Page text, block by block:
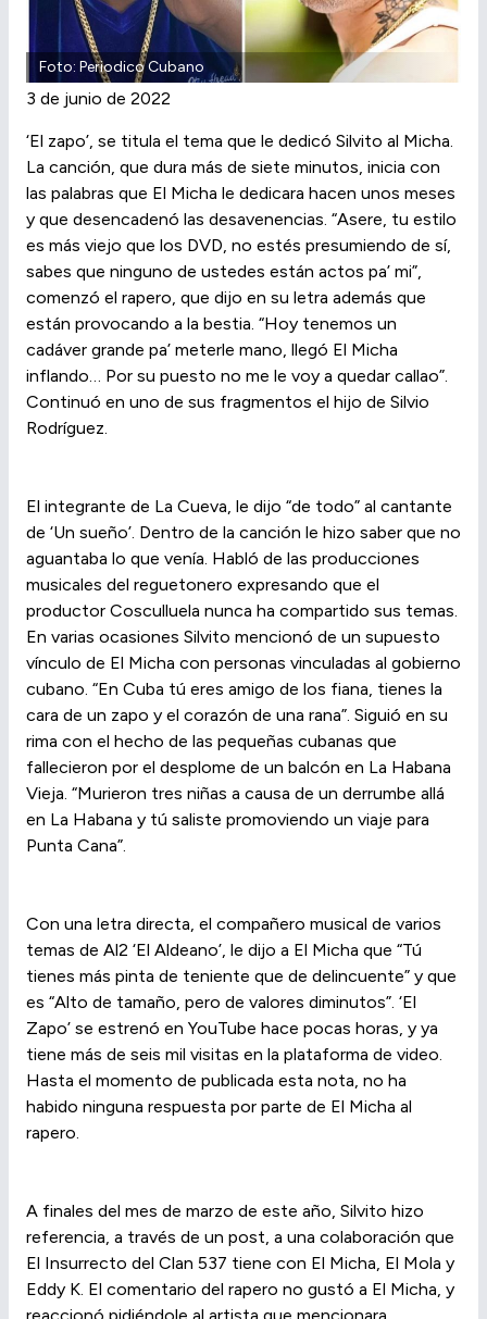
Foto: Periodico Cubano
3 de junio de 2022
‘El zapo’, se titula el tema que le dedicó Silvito al Micha.
La canción, que dura más de siete minutos, inicia con
las palabras que El Micha le dedicara hacen unos meses
y que desencadenó las desavenencias. “Asere, tu estilo
es más viejo que los DVD, no estés presumiendo de sí,
sabes que ninguno de ustedes están actos pa’ mi”,
comenzó el rapero, que dijo en su letra además que
están provocando a la bestia. “Hoy tenemos un
cadáver grande pa’ meterle mano, llegó El Micha
inflando… Por su puesto no me le voy a quedar callao”.
Continuó en uno de sus fragmentos el hijo de Silvio
Rodríguez.
El integrante de La Cueva, le dijo “de todo” al cantante
de ‘Un sueño’. Dentro de la canción le hizo saber que no
aguantaba lo que venía. Habló de las producciones
musicales del reguetonero expresando que el
productor Cosculluela nunca ha compartido sus temas.
En varias ocasiones Silvito mencionó de un supuesto
vínculo de El Micha con personas vinculadas al gobierno
cubano. “En Cuba tú eres amigo de los fiana, tienes la
cara de un zapo y el corazón de una rana”. Siguió en su
rima con el hecho de las pequeñas cubanas que
fallecieron por el desplome de un balcón en La Habana
Vieja. “Murieron tres niñas a causa de un derrumbe allá
en La Habana y tú saliste promoviendo un viaje para
Punta Cana”.
Con una letra directa, el compañero musical de varios
temas de Al2 ‘El Aldeano’, le dijo a El Micha que “Tú
tienes más pinta de teniente que de delincuente” y que
es “Alto de tamaño, pero de valores diminutos”. ‘El
Zapo’ se estrenó en YouTube hace pocas horas, y ya
tiene más de seis mil visitas en la plataforma de video.
Hasta el momento de publicada esta nota, no ha
habido ninguna respuesta por parte de El Micha al
rapero.
A finales del mes de marzo de este año, Silvito hizo
referencia, a través de un post, a una colaboración que
El Insurrecto del Clan 537 tiene con El Micha, El Mola y
Eddy K. El comentario del rapero no gustó a El Micha, y